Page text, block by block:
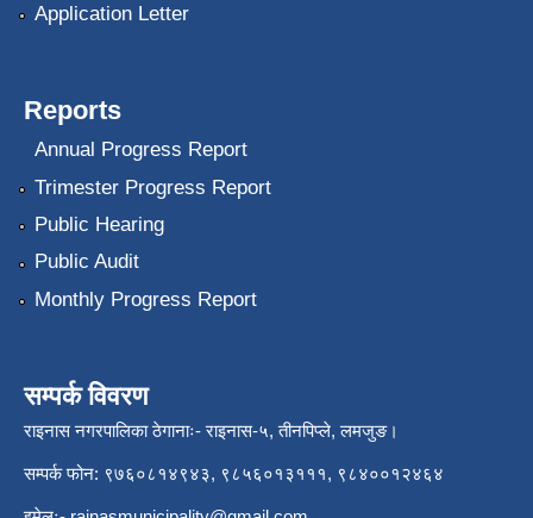
Application Letter
Reports
Annual Progress Report
Trimester Progress Report
Public Hearing
Public Audit
Monthly Progress Report
सम्पर्क विवरण
राइनास नगरपालिका ठेगानाः- राइनास-५, तीनपिप्ले, लमजुङ।
सम्पर्क फोन: ९७६०८१४९४३, ९८५६०१३१११, ९८४००१२४६४